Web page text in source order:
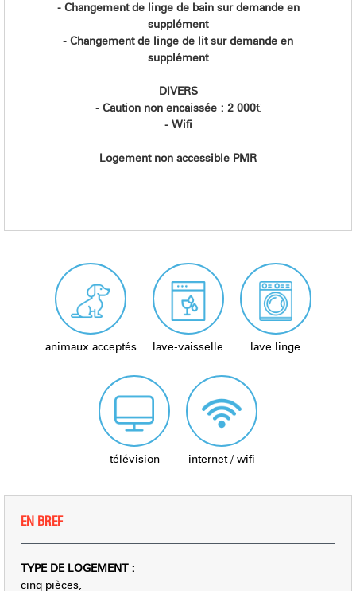
- Changement de linge de bain sur demande en
supplément
- Changement de linge de lit sur demande en
supplément
DIVERS
- Caution non encaissée : 2 000€
- Wifi
Logement non accessible PMR
animaux acceptés lave-vaisselle lave linge
télévision internet / wifi
EN BREF
TYPE DE LOGEMENT :
cinq pièces